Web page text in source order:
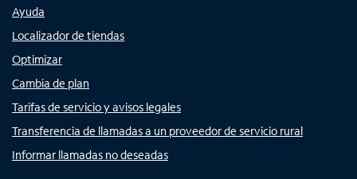
Ayuda
Localizador de tiendas
Optimizar
Cambia de plan
Tarifas de servicio y avisos legales
Transferencia de llamadas a un proveedor de servicio rural
Informar llamadas no deseadas